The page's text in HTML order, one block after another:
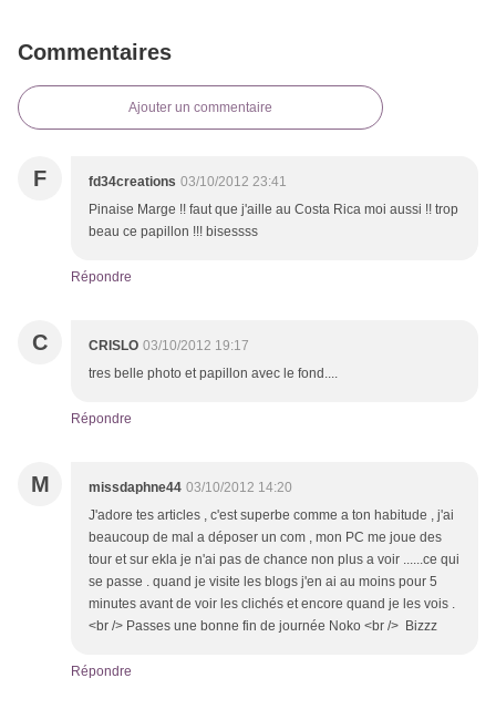
Commentaires
Ajouter un commentaire
F fd34creations 03/10/2012 23:41
Pinaise Marge !! faut que j'aille au Costa Rica moi aussi !! trop
beau ce papillon !!! bisessss
Répondre
C CRISLO 03/10/2012 19:17
tres belle photo et papillon avec le fond....
Répondre
M missdaphne44 03/10/2012 14:20
J'adore tes articles , c'est superbe comme a ton habitude , j'ai
beaucoup de mal a déposer un com , mon PC me joue des
tour et sur ekla je n'ai pas de chance non plus a voir ......ce qui
se passe . quand je visite les blogs j'en ai au moins pour 5
minutes avant de voir les clichés et encore quand je les vois .
<br /> Passes une bonne fin de journée Noko <br /> Bizzz
Répondre